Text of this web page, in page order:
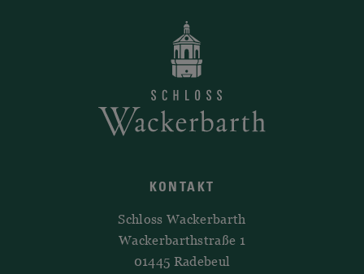
KONTAKT
Schloss Wackerbarth
Wackerbarthstraße 1
01445 Radebeul